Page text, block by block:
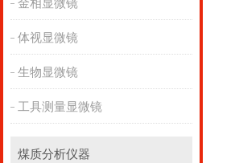
金相显微镜
体视显微镜
生物显微镜
工具测量显微镜
煤质分析仪器